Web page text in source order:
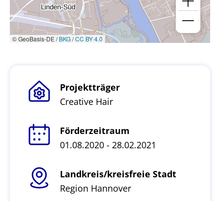
© GeoBasis-DE /BKG/CC BY 4.0
Projektträger
Creative Hair
Förderzeitraum
01.08.2020 - 28.02.2021
Landkreis/kreisfreie Stadt
Region Hannover